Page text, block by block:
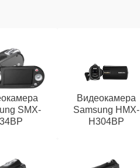
SMX-
Видеокамера
Samsung HMX-
H304BP